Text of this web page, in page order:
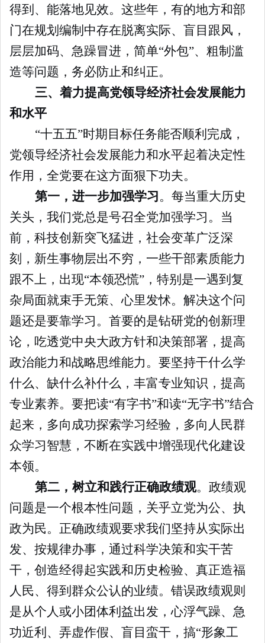
得到、能落地见效。这些年，有的地方和部
门在规划编制中存在脱离实际、盲目跟风，
层层加码、急躁冒进，简单“外包”、粗制滥
造等问题，务必防止和纠正。
三、着力提高党领导经济社会发展能力
和水平
“十五五”时期目标任务能否顺利完成，
党领导经济社会发展能力和水平起着决定性
作用，全党要在这方面狠下功夫。
第一，进一步加强学习 。每当重大历史
关头，我们党总是号召全党加强学习。当
前，科技创新突飞猛进，社会变革广泛深
刻，新生事物层出不穷，一些干部素质能力
跟不上，出现“本领恐慌”，特别是一遇到复
杂局面就束手无策、心里发怵。解决这个问
题还是要靠学习。首要的是钻研党的创新理
论，吃透党中央大政方针和决策部署，提高
政治能力和战略思维能力。要坚持干什么学
什么、缺什么补什么，丰富专业知识，提高
专业素养。要把读“有字书”和读“无字书”结合
起来，多向成功探索学习经验，多向人民群
众学习智慧，不断在实践中增强现代化建设
本领。
第二，树立和践行正确政绩观。政绩观
问题是一个根本性问题，关乎立党为公、执
政为民。正确政绩观要求我们坚持从实际出
发、按规律办事，通过科学决策和实干苦
干，创造经得起实践和历史检验、真正造福
人民、得到群众公认的业绩。错误政绩观则
是从个人或小团体利益出发，心浮气躁、急
功近利、弄虚作假、盲目蛮干，搞“形象工